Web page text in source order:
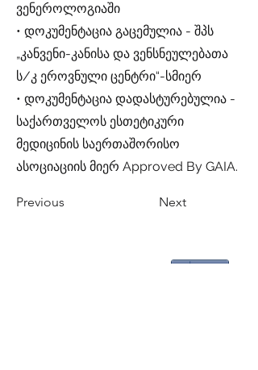
ვენეროლოგიაში
• დოკუმენტაცია გაცემულია - შპს
„კანვენი-კანისა და ვენსნეულებათა
ს/კ ეროვნული ცენტრი“-სმიერ
• დოკუმენტაცია დადასტურებულია -
საქართველოს ესთეტიკური
მედიცინის საერთაშორისო
ასოციაციის მიერ Approved By GAIA.
Previous Next